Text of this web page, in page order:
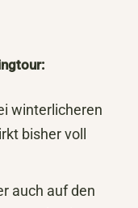
winterlicheren
bisher voll
auch auf den